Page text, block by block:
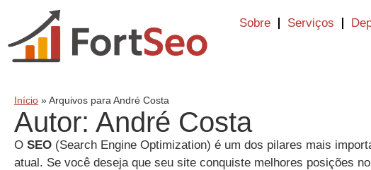
Sobre Serviços
Início »Arquivos para André Costa
Autor: André Costa
O SEO (Search Engine Optimization) é um dos pilares mais
atual. Se você deseja que seu site conquiste melhores posições